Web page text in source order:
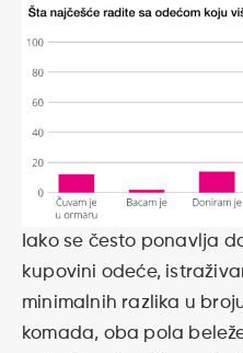
Iako se često ponavlja
kupovini odeće,
minimalnih razlika u
komada, oba pola